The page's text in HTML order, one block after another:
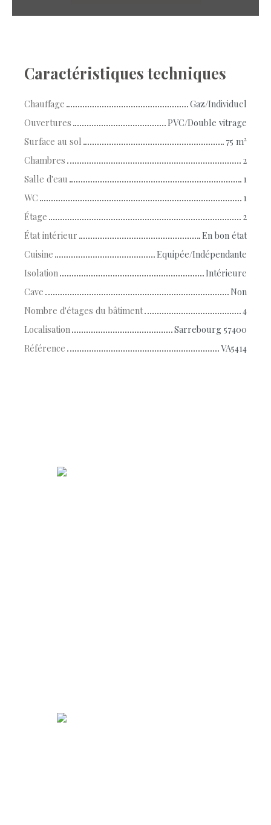
Caractéristiques techniques
Chauffage
Gaz/Individuel
Ouvertures
PVC/Double vitrage
Surface au sol
75 m²
Chambres
2
Salle d'eau
1
WC
1
Étage
2
État intérieur
En bon état
Cuisine
Equipée/Indépendante
Isolation
Intérieure
Cave
Non
Nombre d'étages du bâtiment
4
Localisation
Sarrebourg 57400
Référence
VA5414